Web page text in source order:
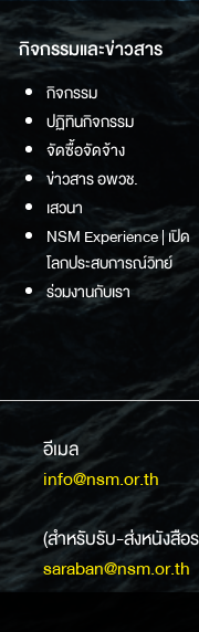
กิจกรรมและข่าวสาร
กิจกรรม
ปฏิทินกิจกรรม
จัดซื้อจัดจ้าง
ข่าวสาร อพวช.
เสวนา
NSM Experience | เปิด
โลกประสบการณ์วิทย์
ร่วมงานกับเรา
อีเมล
info@nsm.or.th
(สำหรับรับ-ส่งหนังสือ
saraban@nsm.or.th